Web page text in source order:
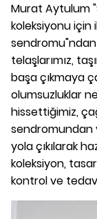
Murat Aytulum
koleksiyonu için
sendromu"ndan
telaşlarımız,
başa çıkmaya
olumsuzluklar
hissettiğimiz,
sendromundan
yola çıkılarak
koleksiyon,
kontrol ve